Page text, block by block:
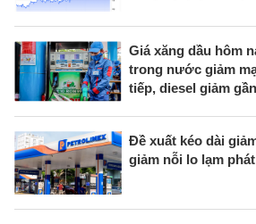
Giá xăng dầu hôm
trong nước giảm
tiếp, diesel giảm
Đề xuất kéo dài
giảm nỗi lo lạm phát